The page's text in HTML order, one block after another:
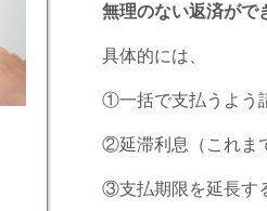
無理のない返済がで
具体的には、
①一括で支払うよう
②延滞利息（これま
③支払期限を延長す